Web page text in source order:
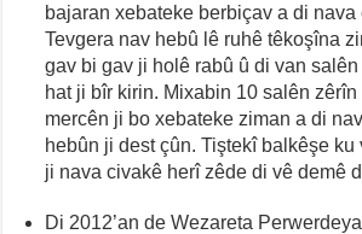
bajaran xebateke berbiçav a di nava
Tevgera nav hebû lê ruhê têkoşîna
gav bi gav ji holê rabû û di van
hat ji bîr kirin. Mixabin 10 salên zêrîn
mercên ji bo xebateke ziman a di
hebûn ji dest çûn. Tiştekî balkêşe ku
ji nava civakê herî zêde di vê demê
Di 2012’an de Wezareta